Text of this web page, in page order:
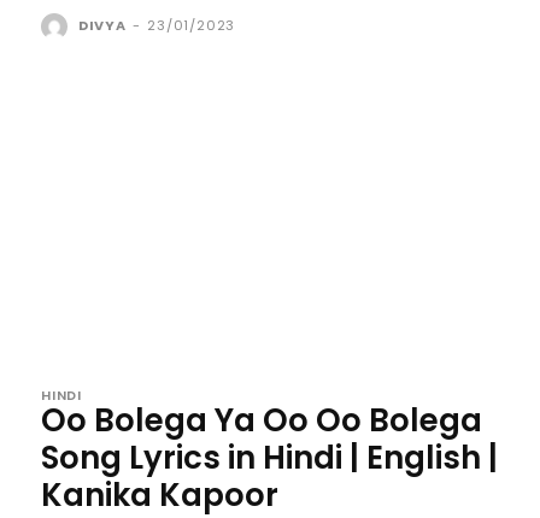
DIVYA - 23/01/2023
HINDI
Oo Bolega Ya Oo Oo Bolega
Song Lyrics in Hindi | English |
Kanika Kapoor